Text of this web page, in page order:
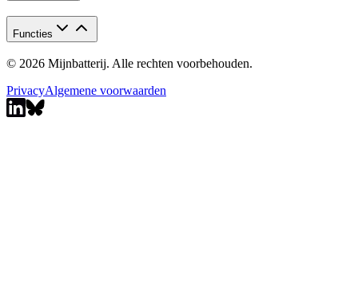
Functies
© 2026 Mijnbatterij. Alle rechten voorbehouden.
PrivacyAlgemene voorwaarden